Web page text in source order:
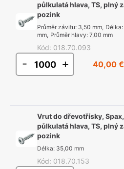
půlkulatá hlava, TS, plný
pozink
Průměr závitu: 3,50 mm, Délka:
mm, Průměr hlavy: 7,00 mm
Kód: 018.70.093
- + 40,00 €
Vrut do dřevotřísky, Spax,
půlkulatá hlava, TS, plný
pozink
Délka: 35,00 mm
Kód: 018.70.153